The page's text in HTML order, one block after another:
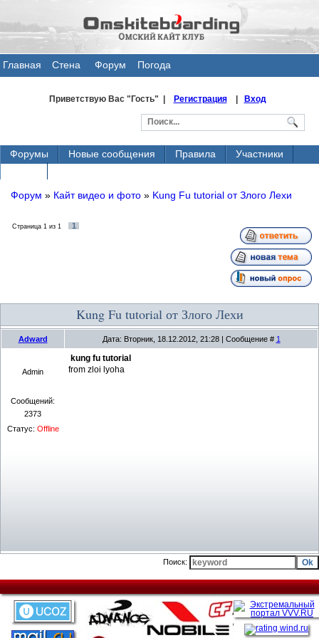
Главная
Стена
Форум Погода
Приветствую Вас"Гость" | Регистрация| Вход
Форумы Новые сообщения Правила
Участники
Форум » Кайт видео и фото » Kung Fu tutorial от Злого Лехи
Страница 1 из 1 1
Kung Fu tutorial от Злого Лехи
Adward Дата: Вторник, 18.12.2012, 21:28 | Сообщение # 1
Admin
Сообщений:
2373
Статус: Offline
kung fu tutorial
from zloi lyoha
Поиск: